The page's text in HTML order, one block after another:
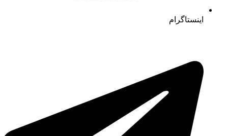
اینستاگرام